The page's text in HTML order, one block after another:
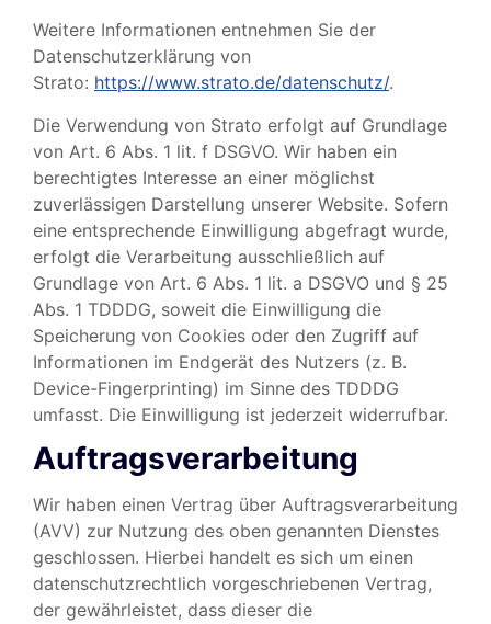
Weitere Informationen entnehmen Sie der
Datenschutzerklärung von
Strato: https://www.strato.de/datenschutz/.
Die Verwendung von Strato erfolgt auf Grundlage
von Art. 6 Abs. 1 lit. f DSGVO. Wir haben ein
berechtigtes Interesse an einer möglichst
zuverlässigen Darstellung unserer Website. Sofern
eine entsprechende Einwilligung abgefragt wurde,
erfolgt die Verarbeitung ausschließlich auf
Grundlage von Art. 6 Abs. 1 lit. a DSGVO und § 25
Abs. 1 TDDDG, soweit die Einwilligung die
Speicherung von Cookies oder den Zugriff auf
Informationen im Endgerät des Nutzers (z. B.
Device-Fingerprinting) im Sinne des TDDDG
umfasst. Die Einwilligung ist jederzeit widerrufbar.
Auftragsverarbeitung
Wir haben einen Vertrag über Auftragsverarbeitung
(AVV) zur Nutzung des oben genannten Dienstes
geschlossen. Hierbei handelt es sich um einen
datenschutzrechtlich vorgeschriebenen Vertrag,
der gewährleistet, dass dieser die